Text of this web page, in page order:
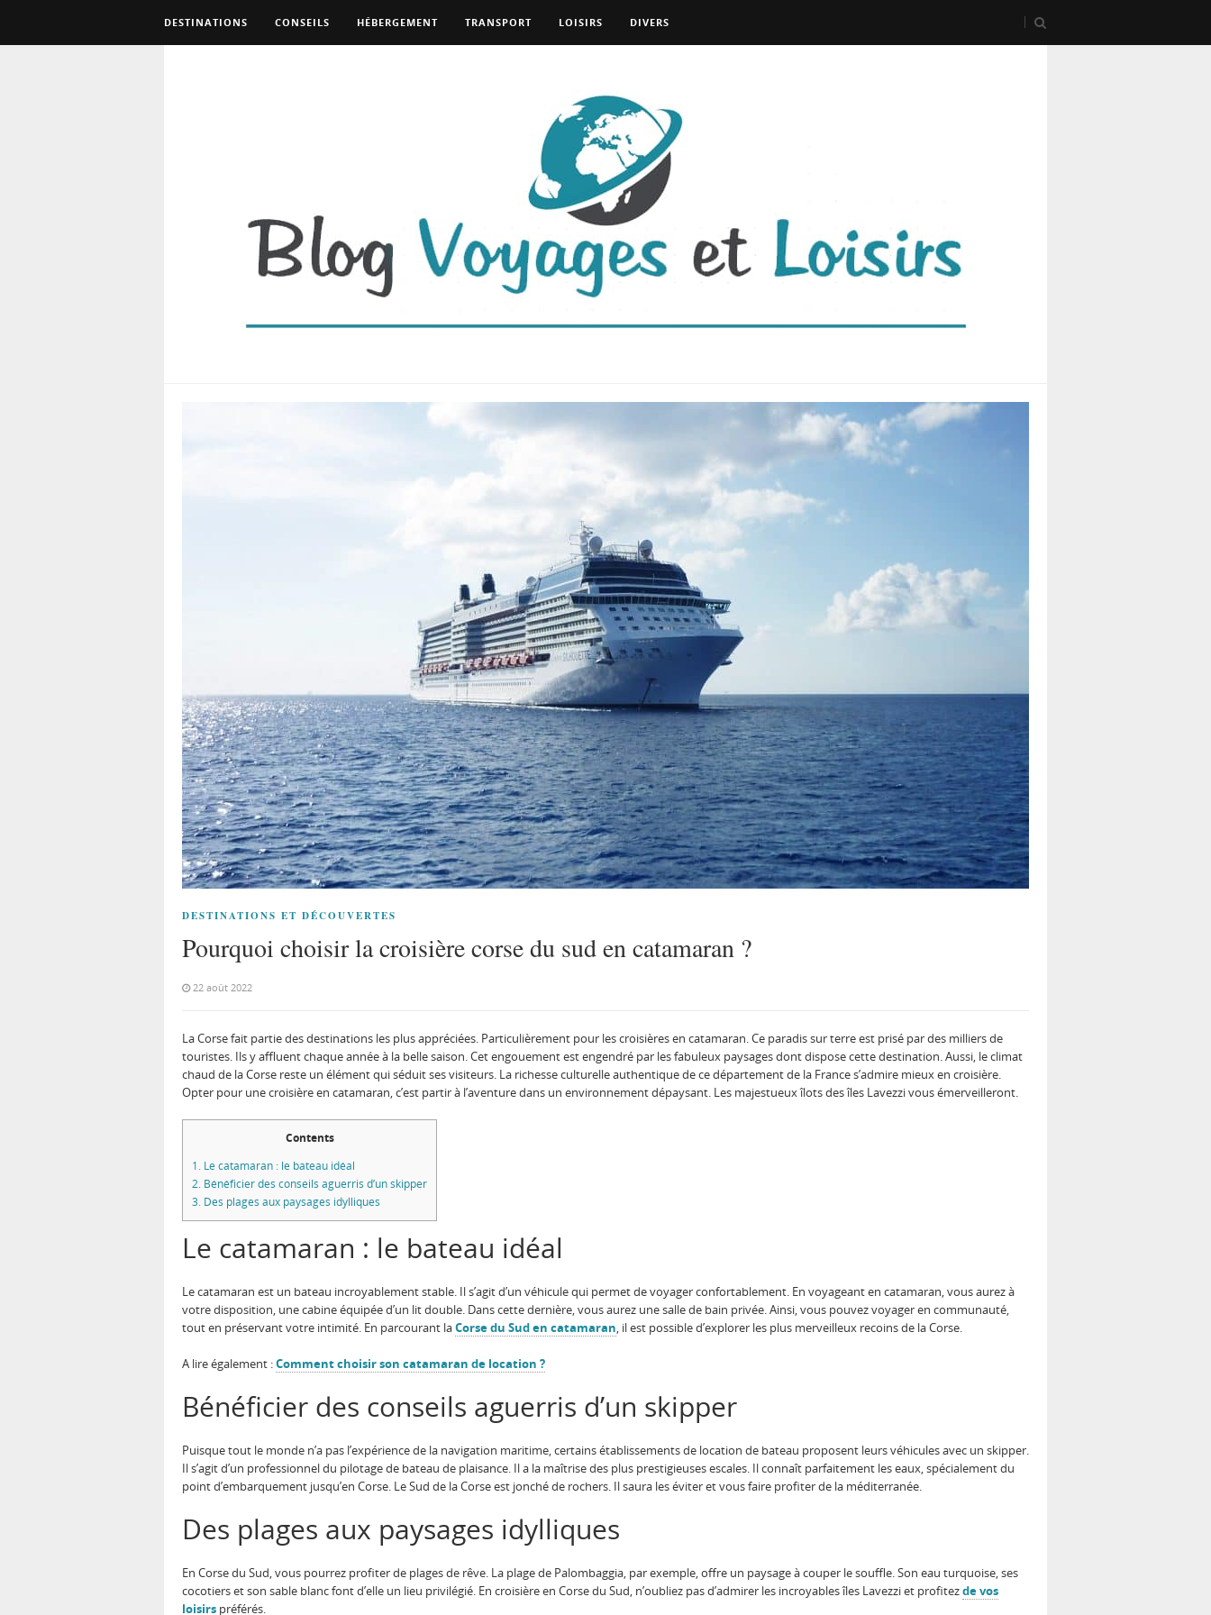
DESTINATIONS CONSEILS HÉBERGEMENT TRANSPORT LOISIRS DIVERS
DESTINATIONS ET DÉCOUVERTES
Pourquoi choisir la croisière corse du sud en catamaran ?
22 août 2022
La Corse fait partie des destinations les plus appréciées. Particulièrement pour les croisières en catamaran. Ce paradis sur terre est prisé par des milliers de
touristes. Ils y affluent chaque année à la belle saison. Cet engouement est engendré par les fabuleux paysages dont dispose cette destination. Aussi, le climat
chaud de la Corse reste un élément qui séduit ses visiteurs. La richesse culturelle authentique de ce département de la France s’admire mieux en croisière.
Opter pour une croisière en catamaran, c’est partir à l’aventure dans un environnement dépaysant. Les majestueux îlots des îles Lavezzi vous émerveilleront.
Contents
1. Le catamaran : le bateau idéal
2. Bénéficier des conseils aguerris d’un skipper
3. Des plages aux paysages idylliques
Le catamaran : le bateau idéal
Le catamaran est un bateau incroyablement stable. Il s’agit d’un véhicule qui permet de voyager confortablement. En voyageant en catamaran, vous aurez à
votre disposition, une cabine équipée d’un lit double. Dans cette dernière, vous aurez une salle de bain privée. Ainsi, vous pouvez voyager en communauté,
tout en préservant votre intimité. En parcourant laCorse du Sud en catamaran, il est possible d’explorer les plus merveilleux recoins de la Corse.
A lire également :Comment choisir son catamaran de location ?
Bénéficier des conseils aguerris d’un skipper
Puisque tout le monde n’a pas l’expérience de la navigation maritime, certains établissements de location de bateau proposent leurs véhicules avec un skipper.
Il s’agit d’un professionnel du pilotage de bateau de plaisance. Il a la maîtrise des plus prestigieuses escales. Il connaît parfaitement les eaux, spécialement du
point d’embarquement jusqu’en Corse. Le Sud de la Corse est jonché de rochers. Il saura les éviter et vous faire profiter de la méditerranée.
Des plages aux paysages idylliques
En Corse du Sud, vous pourrez profiter de plages de rêve. La plage de Palombaggia, par exemple, offre un paysage à couper le souffle. Son eau turquoise, ses
cocotiers et son sable blanc font d’elle un lieu privilégié. En croisière en Corse du Sud, n’oubliez pas d’admirer les incroyables îles Lavezzi et profitezde vos
loisirs préférés.